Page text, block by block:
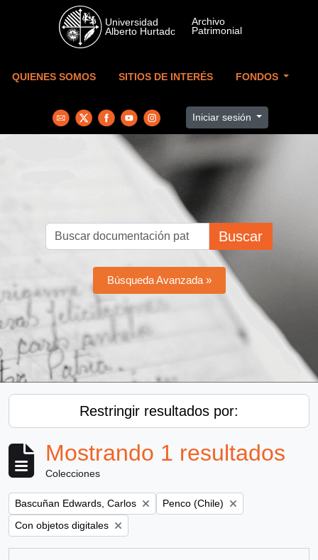
Skip to main content
QUIENES SOMOS SITIOS DE INTERÉS FONDOS
Iniciar sesión
Buscar
Búsqueda Avanzada »
Restringir resultados por:
Mostrando 1 resultados
Colecciones
Remove filter:
Bascuñan Edwards, Carlos Remove filter:
Penco (Chile)
Remove filter:
Con objetos digitales